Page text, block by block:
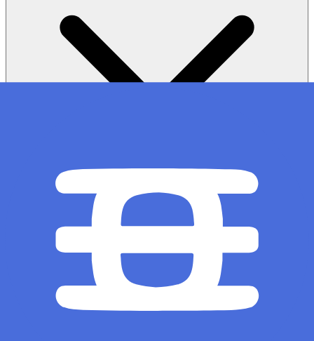
Структура продажи: Как работает структура продажи
"первым пришел - первым обслужен"?